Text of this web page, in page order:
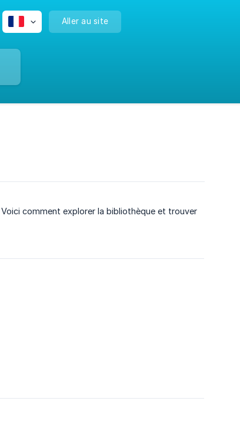
Aller au site
comment explorer la bibliothèque et trouver